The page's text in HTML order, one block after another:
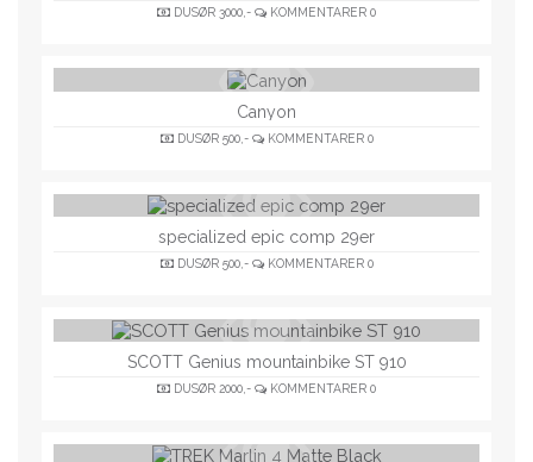
DUSØR 3000,- KOMMENTARER 0
Canyon
DUSØR 500,- KOMMENTARER 0
specialized epic comp 29er
DUSØR 500,- KOMMENTARER 0
SCOTT Genius mountainbike ST 910
DUSØR 2000,- KOMMENTARER 0